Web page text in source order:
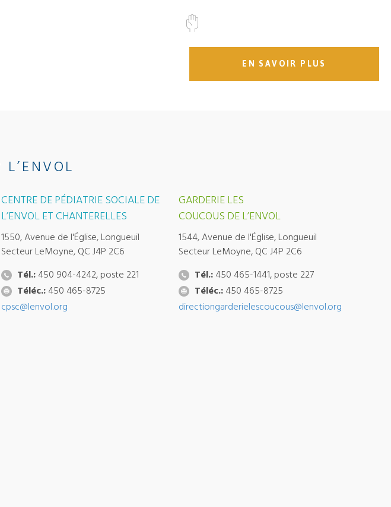
EN SAVOIR PLUS
L’ENVOL
CENTRE DE PÉDIATRIE SOCIALE DE
L’ENVOL ET CHANTERELLES
1550, Avenue de l'Église, Longueuil
Secteur LeMoyne, QC J4P 2C6
Tél.: 450 904-4242, poste 221
Téléc.: 450 465-8725
cpsc@lenvol.org
GARDERIE LES
COUCOUS DE L’ENVOL
1544, Avenue de l'Église, Longueuil
Secteur LeMoyne, QC J4P 2C6
Tél.:450 465-1441, poste 227
Téléc.:450 465-8725
directiongarderielescoucous@lenvol.org